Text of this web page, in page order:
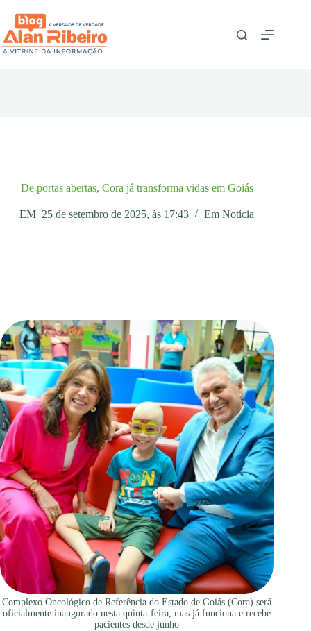
para
conteúdo
De portas abertas, Cora já transforma vidas em Goiás
EM 25 de setembro de 2025, às 17:43 Em Notícia
Complexo Oncológico de Referência do Estado de Goiás (Cora) será
oficialmente inaugurado nesta quinta-feira, mas já funciona e recebe
pacientes desde junho